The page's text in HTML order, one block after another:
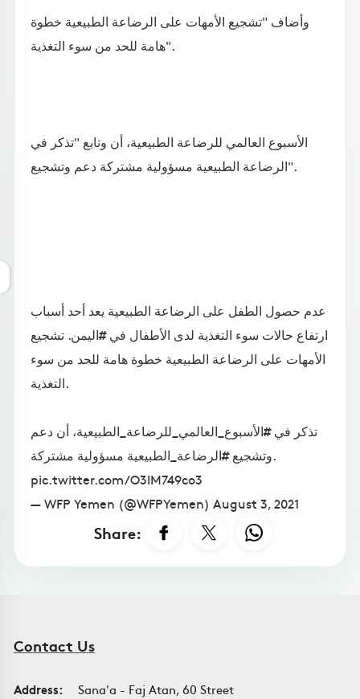
وأضاف "تشجيع الأمهات على الرضاعة الطبيعية خطوة
هامة للحد من سوء التغذية".
وتابع "تذكر في ‎الأسبوع العالمي للرضاعة الطبيعية، أن
دعم وتشجيع ‎الرضاعة الطبيعية مسؤولية مشتركة".
عدم حصول الطفل على الرضاعة الطبيعية يعد أحد أسباب
ارتفاع حالات سوء التغذية لدى الأطفال في #اليمن. تشجيع
الأمهات على الرضاعة الطبيعية خطوة هامة للحد من سوء
التغذية.
تذكر في #الأسبوع_العالمي_للرضاعة_الطبيعية، أن دعم
وتشجيع #الرضاعة_الطبيعية مسؤولية مشتركة.
pic.twitter.com/O3IM749co3
— WFP Yemen (@WFPYemen) August 3, 2021
Share:
Contact Us
Address:
Sana'a - Faj Atan, 60 Street